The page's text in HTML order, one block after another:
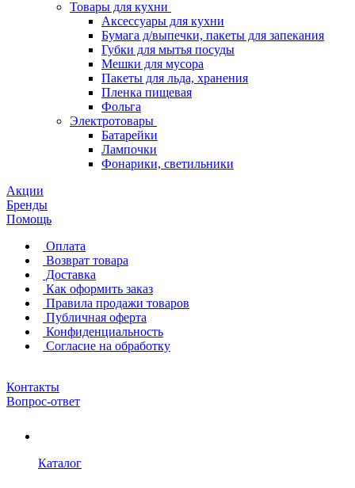
Товары для кухни
Аксессуары для кухни
Бумага д/выпечки, пакеты для запекания
Губки для мытья посуды
Мешки для мусора
Пакеты для льда, хранения
Пленка пищевая
Фольга
Электротовары
Батарейки
Лампочки
Фонарики, светильники
Акции
Бренды
Помощь
Оплата
Возврат товара
Доставка
Как оформить заказ
Правила продажи товаров
Публичная оферта
Конфиденциальность
Согласие на обработку
Контакты
Вопрос-ответ
Каталог